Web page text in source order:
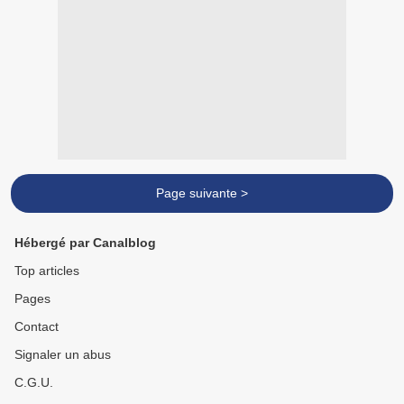
Page suivante >
Hébergé par Canalblog
Top articles
Pages
Contact
Signaler un abus
C.G.U.